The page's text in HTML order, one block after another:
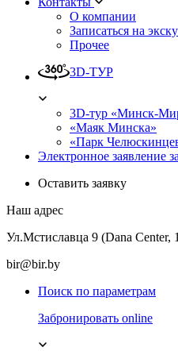
О компании
Записаться на
Прочее
3D-ТУР
3D-тур «Минск-
«Маяк Минска»
«Парк
Электронное заявление
Оставить заявку
Наш адрес
Ул.Мстиславца 9 (Dana
bir@bir.by
Поиск по параметрам
Забронировать online